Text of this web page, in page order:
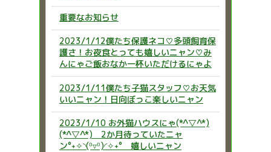
重要なお知らせ
2023/1/12僕たち保護ネコ♡多頭飼育保
護さ！お夜食とっても嬉しいニャン♡み
んにゃご飯おなか一杯いただけるにゃよ
2023/1/11僕たち子猫スタッフ♡お天気
いいニャン！日向ぼっこ楽しいニャン
2023/1/10 お外猫ハウスにゃ(*^▽^*)
(*^▽^*) 2か月待っていたニャ
ン°˖✧◝(⁰▿⁰)◜✧˖° 嬉しいニャン